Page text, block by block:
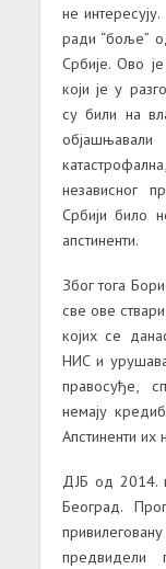
не
ради “боље”
Србије. Ово
који је у
су били на
независног
Србији било
апстиненти.
Због тога
све ове
којих се
НИС и
правосуђе,
немају
Апстиненти их
ДЈБ од 2014.
Београд.
предвидели